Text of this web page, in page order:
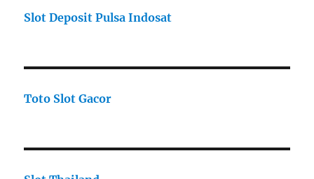
Slot Deposit Pulsa Indosat
Toto Slot Gacor